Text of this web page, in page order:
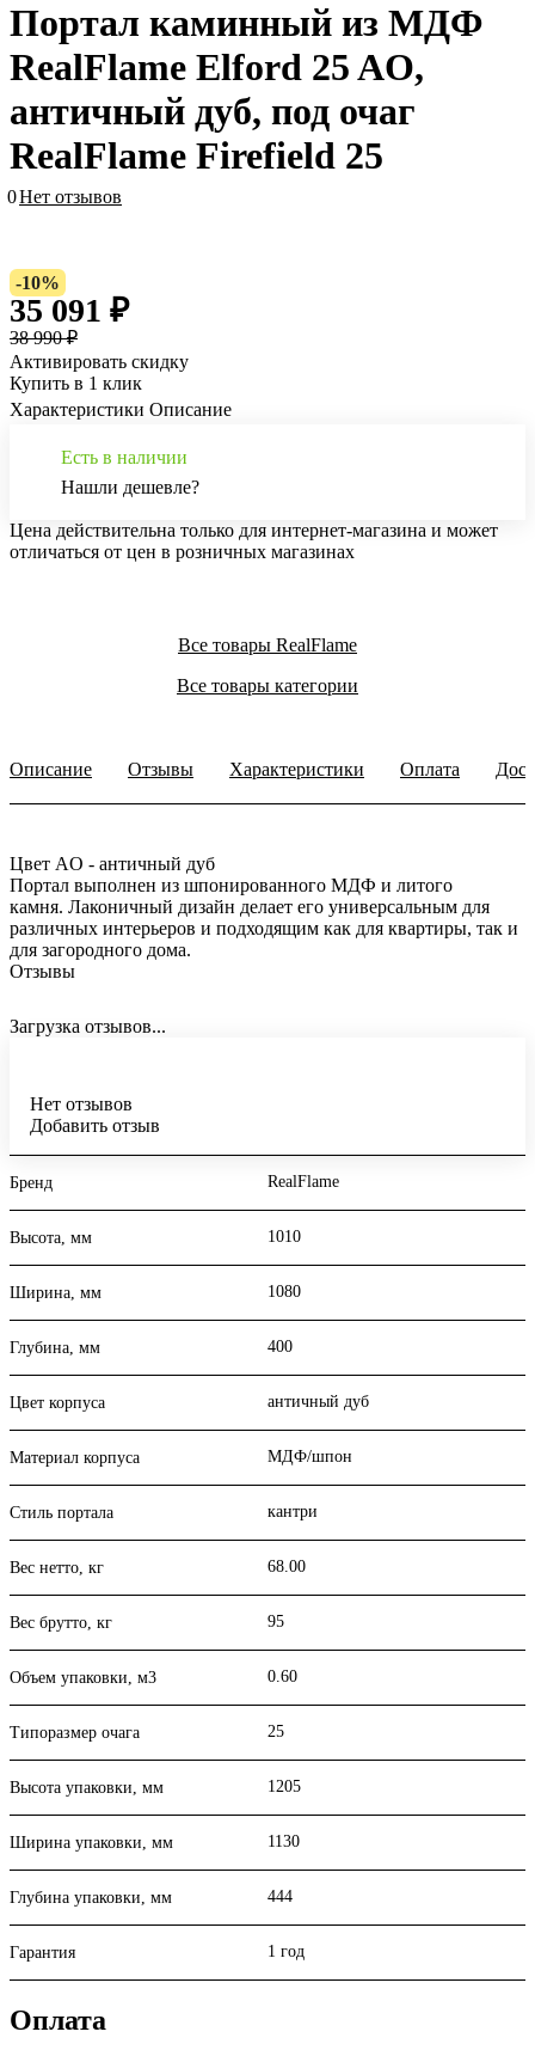
Портал каминный из МДФ
RealFlame Elford 25 AO,
античный дуб, под очаг
RealFlame Firefield 25
0Нет отзывов
-10%
35 091 ₽
38 990 ₽
Активировать скидку
Купить в 1 клик
Характеристики Описание
Есть в наличии
Нашли дешевле?
Цена действительна только для интернет-магазина и может
отличаться от цен в розничных магазинах
Все товары RealFlame
Все товары категории
Описание Отзывы Характеристики Оплата
Цвет AO - античный дуб
Портал выполнен из шпонированного МДФ и литого
камня. Лаконичный дизайн делает его универсальным для
различных интерьеров и подходящим как для квартиры, так и
для загородного дома.
Отзывы
Загрузка отзывов...
Нет отзывов
Добавить отзыв
Бренд RealFlame
Высота, мм 1010
Ширина, мм 1080
Глубина, мм 400
Цвет корпуса античный дуб
Материал корпуса МДФ/шпон
Стиль портала кантри
Вес нетто, кг 68.00
Вес брутто, кг 95
Объем упаковки, м3 0.60
Типоразмер очага 25
Высота упаковки, мм 1205
Ширина упаковки, мм 1130
Глубина упаковки, мм 444
Гарантия 1 год
Оплата